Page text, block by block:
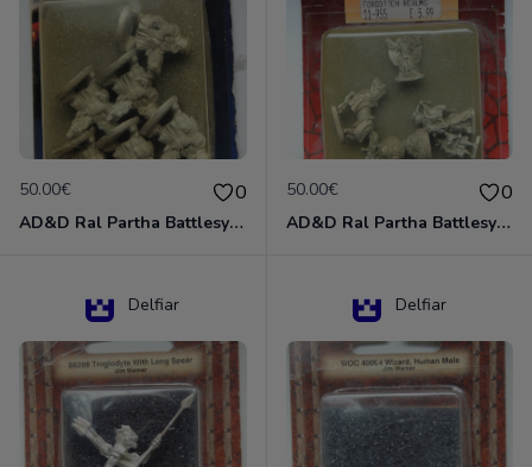
50.00€ 0
AD&D Ral Partha Battlesystem Miniatures Pack Iron Lord Dwarf Crossbowmen 11-854
50.00€ 0
AD&D Ral Partha Battlesystem Villains/Forgotten Realms 11-955 Miniatures
Delfiar Delfiar